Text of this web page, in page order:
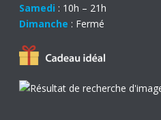
Samedi : 10h – 21h
Dimanche : Fermé